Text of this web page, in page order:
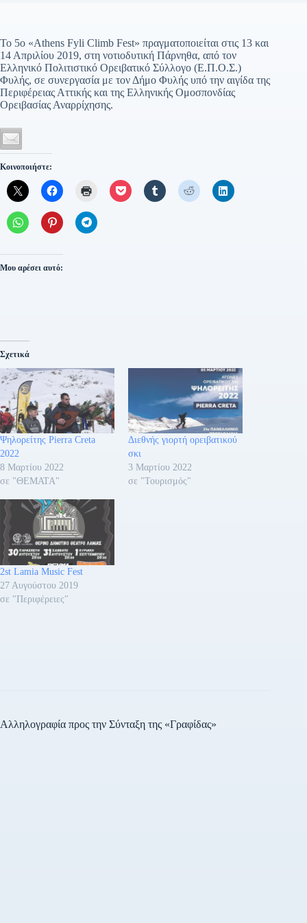
Το 5ο «Athens Fyli Climb Fest» πραγματοποιείται στις 13 και
14 Απριλίου 2019, στη νοτιοδυτική Πάρνηθα, από τον
Ελληνικό Πολιτιστικό Ορειβατικό Σύλλογο (Ε.Π.Ο.Σ.)
Φυλής, σε συνεργασία με τον Δήμο Φυλής υπό την αιγίδα της
Περιφέρειας Αττικής και της Ελληνικής Ομοσπονδίας
Ορειβασίας Αναρρίχησης.
Κοινοποιήστε:
Μου αρέσει αυτό:
Σχετικά
Ψηλορείτης Pierra Creta
2022
8 Μαρτίου 2022
σε "ΘΕΜΑΤΑ"
Διεθνής γιορτή ορειβατικού
σκι
3 Μαρτίου 2022
σε "Τουρισμός"
2st Lamia Music Fest
27 Αυγούστου 2019
σε "Περιφέρειες"
Αλληλογραφία προς την Σύνταξη της «Γραφίδας»